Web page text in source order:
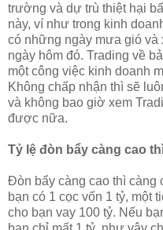
trường và dự trù thiệt hại
này, ví như trong kinh
có những ngày mưa gió và
ngày hôm đó. Trading về
một công việc kinh doanh
Không chấp nhận thì sẽ
và không bao giờ xem
được nữa.
Tỷ lệ đòn bẩy càng cao
Đòn bẩy càng cao thì càng
bạn có 1 cọc vốn 1 tỷ, một
cho bạn vay 100 tỷ. Nếu